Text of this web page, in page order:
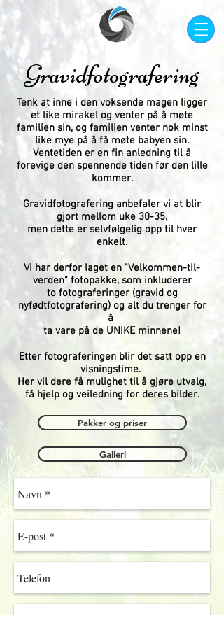
Gravidfotografering
Tenk at inne i den voksende magen ligger
et like mirakel og venter på å møte
familien sin, og familien venter nok minst
like mye på å få møte babyen sin.
Ventetiden er en fin anledning til å
forevige den spennende tiden før den lille
kommer.
Gravidfotografering anbefaler vi at blir
gjort mellom uke 30-35,
men dette er selvfølgelig opp til hver
enkelt.
Vi har derfor laget en "Velkommen-til-
verden" fotopakke, som inkluderer
to fotograferinger (gravid og
nyfødtfotografering) og alt du trenger for
å
ta vare på de UNIKE minnene!
Etter fotograferingen blir det satt opp en
visningstime.
Her vil dere få mulighet til å gjøre utvalg,
få hjelp og veiledning for deres bilder.
Pakker og priser
Galleri